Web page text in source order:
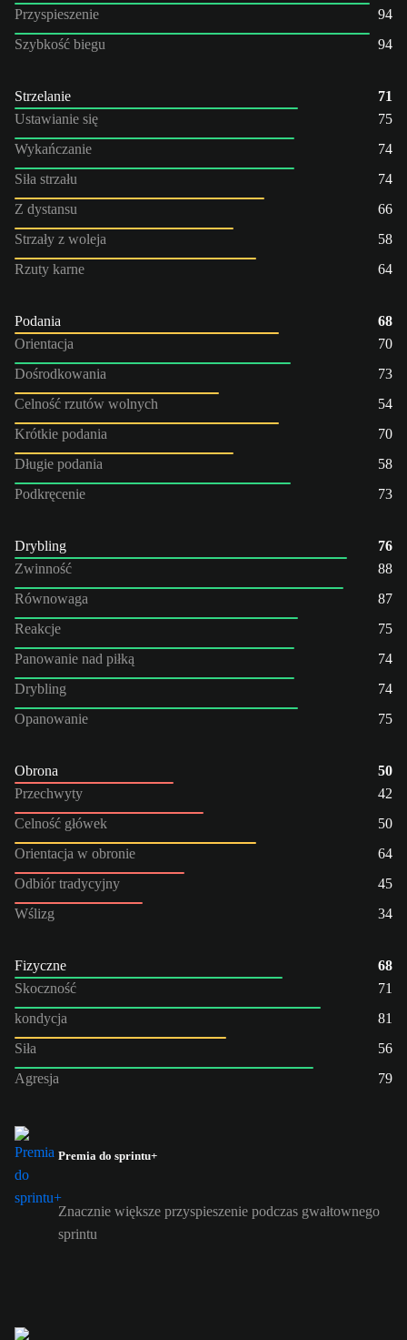
Przyspieszenie
94
Szybkość biegu
94
Strzelanie
71
Ustawianie się
75
Wykańczanie
74
Siła strzału
74
Z dystansu
66
Strzały z woleja
58
Rzuty karne
64
Podania
68
Orientacja
70
Dośrodkowania
73
Celność rzutów wolnych
54
Krótkie podania
70
Długie podania
58
Podkręcenie
73
Drybling
76
Zwinność
88
Równowaga
87
Reakcje
75
Panowanie nad piłką
74
Drybling
74
Opanowanie
75
Obrona
50
Przechwyty
42
Celność główek
50
Orientacja w obronie
64
Odbiór tradycyjny
45
Wślizg
34
Fizyczne
68
Skoczność
71
kondycja
81
Siła
56
Agresja
79
Premia do sprintu+
Znacznie większe przyspieszenie podczas gwałtownego
sprintu